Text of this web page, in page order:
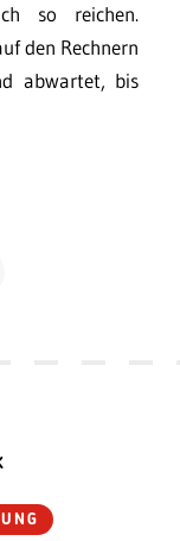
so reichen.
den Rechnern
abwartet, bis